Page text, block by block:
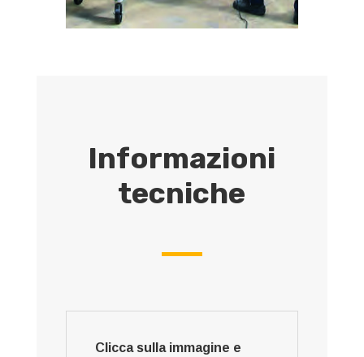
Informazioni
tecniche
Clicca sulla immagine e